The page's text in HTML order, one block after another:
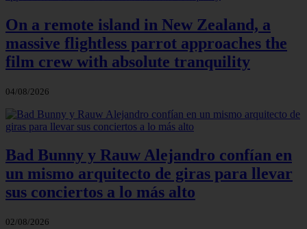
On a remote island in New Zealand, a
massive flightless parrot approaches the
film crew with absolute tranquility
04/08/2026
Bad Bunny y Rauw Alejandro confían en
un mismo arquitecto de giras para llevar
sus conciertos a lo más alto
02/08/2026